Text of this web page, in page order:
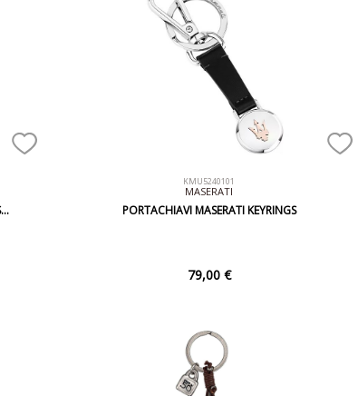
KMU5240101
MASERATI
PORTACHIAVI MASERATI KEYRINGS
79,00 €